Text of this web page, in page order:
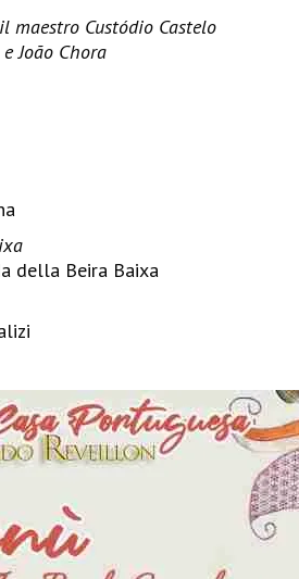
maestro Custódio Castelo
João Chora
della Beira Baixa